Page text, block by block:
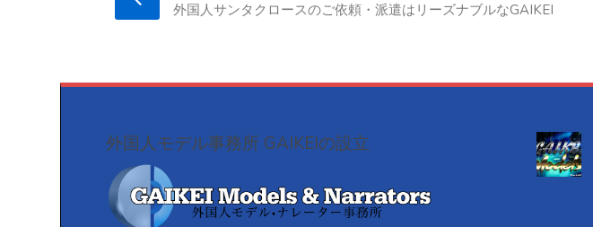
外国人サンタクロースのご依頼・派遣はリーズナブルなGAIKEI
外国人モデル事務所 GAIKEIの設立